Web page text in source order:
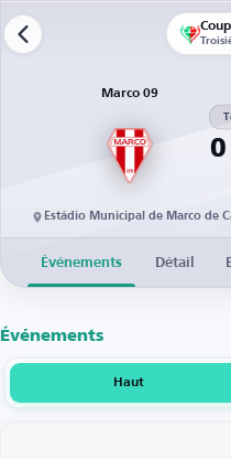
Marco 09
0
Estádio Municipal de Marco de
Événements Détail
Événements
Haut